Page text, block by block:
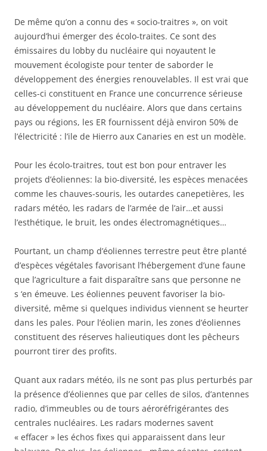
De même qu’on a connu des « socio-traitres », on voit
aujourd’hui émerger des écolo-traites. Ce sont des
émissaires du lobby du nucléaire qui noyautent le
mouvement écologiste pour tenter de saborder le
développement des énergies renouvelables. Il est vrai que
celles-ci constituent en France une concurrence sérieuse
au développement du nucléaire. Alors que dans certains
pays ou régions, les ER fournissent déjà environ 50% de
l’électricité : l’ile de Hierro aux Canaries en est un modèle.
Pour les écolo-traitres, tout est bon pour entraver les
projets d’éoliennes: la bio-diversité, les espèces menacées
comme les chauves-souris, les outardes canepetières, les
radars météo, les radars de l’armée de l’air…et aussi
l’esthétique, le bruit, les ondes électromagnétiques…
Pourtant, un champ d’éoliennes terrestre peut être planté
d’espèces végétales favorisant l’hébergement d’une faune
que l’agriculture a fait disparaître sans que personne ne
s ‘en émeuve. Les éoliennes peuvent favoriser la bio-
diversité, même si quelques individus viennent se heurter
dans les pales. Pour l’éolien marin, les zones d’éoliennes
constituent des réserves halieutiques dont les pêcheurs
pourront tirer des profits.
Quant aux radars météo, ils ne sont pas plus perturbés par
la présence d’éoliennes que par celles de silos, d’antennes
radio, d’immeubles ou de tours aéroréfrigérantes des
centrales nucléaires. Les radars modernes savent
« effacer » les échos fixes qui apparaissent dans leur